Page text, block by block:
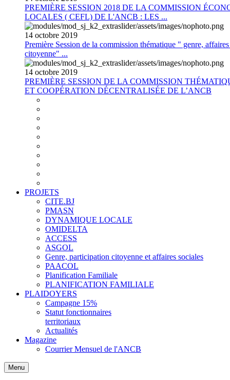
PREMIÈRE SESSION 2018 DE LA COMMISSION
LOCALES ( CEFL) DE L'ANCB : LES ...
14 octobre 2019
Première Session de la commission thématique " genre,
citoyenne" ...
14 octobre 2019
PREMIÈRE SESSION DE LA COMMISSION
ET COOPÉRATION DÉCENTRALISÉE DE L’ANCB
PROJETS
CITE.BJ
PMASN
DYNAMIQUE LOCALE
OMIDELTA
ACCESS
ASGOL
Genre, participation citoyenne et affaires sociales
PAACOL
Planification Familiale
PLANIFICATION FAMILIALE
PLAIDOYERS
Campagne 15%
Statut fonctionnaires
territoriaux
Actualités
Magazine
Courrier Mensuel de l'ANCB
Menu